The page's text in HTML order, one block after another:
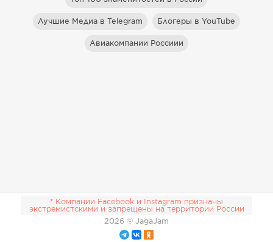
Лучшие Медиа в Telegram Блогеры в YouTube
Авиакомпании Россиии
* Компании Facebook и Instagram признаны
экстремистскими и запрещены на территории России
2026 © JagaJam